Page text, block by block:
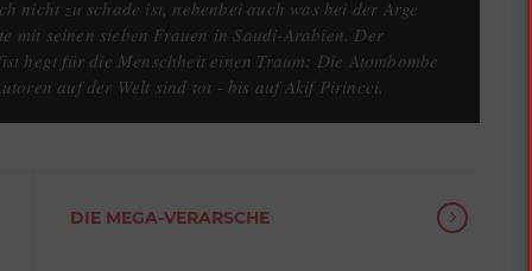
nicht zu schade ist, nebenbei auch was bei der Arge
mit seinen sieben Frauen in Saudi-Arabien. Der
hegt für die Menschheit einen Traum: Die Atombombe
auf der Welt sind tot - bis auf Akif Pirincci.
DIE MEGA-VERARSCHEDeutschland von